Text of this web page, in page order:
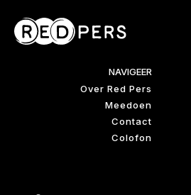
NAVIGEER
Over Red Pers
Meedoen
Contact
Colofon